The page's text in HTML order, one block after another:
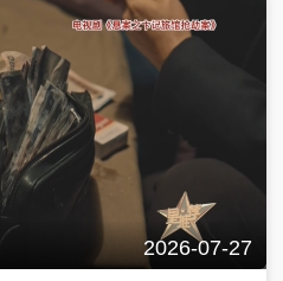
2026-07-27